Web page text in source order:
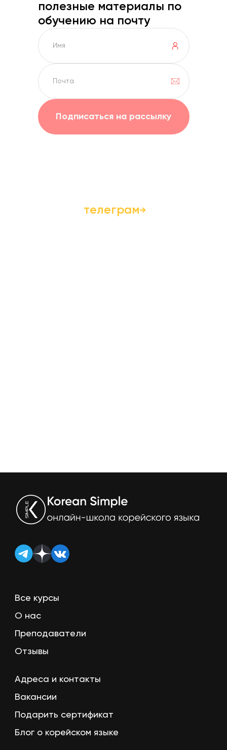
полезные материалы по
обучению на почту
Подписаться на рассылку
телеграм
Все курсы
О нас
Преподаватели
Отзывы
Адреса и контакты
Вакансии
Подарить сертификат
Блог о корейском языке